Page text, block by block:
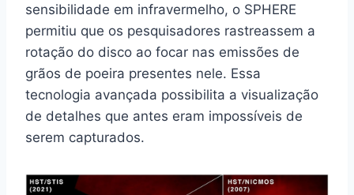
sensibilidade em infravermelho, o SPHERE
permitiu que os pesquisadores rastreassem a
rotação do disco ao focar nas emissões de
grãos de poeira presentes nele. Essa
tecnologia avançada possibilita a visualização
de detalhes que antes eram impossíveis de
serem capturados.